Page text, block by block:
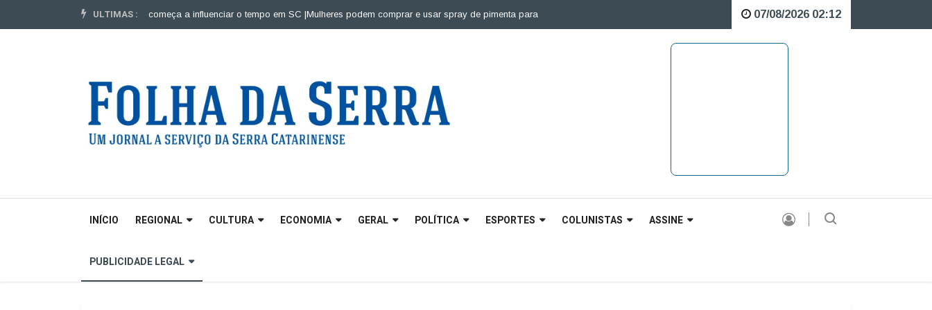
ULTIMAS :
para veículos pesados |El Niño começa a influenciar o tempo em SC |Mulheres podem comprar e usar spray de pimenta para defesa pessoal | Ponte sobre o Rio Caveiras está interditada para veículos pesados |
07/08/2026 02:12
INÍCIO REGIONAL CULTURA ECONOMIA GERAL POLÍTICA ESPORTES COLUNISTAS ASSINE
PUBLICIDADE LEGAL